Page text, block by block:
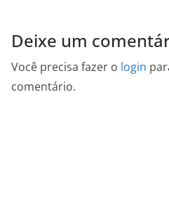
Deixe um
Você precisa fazer o login
comentário.